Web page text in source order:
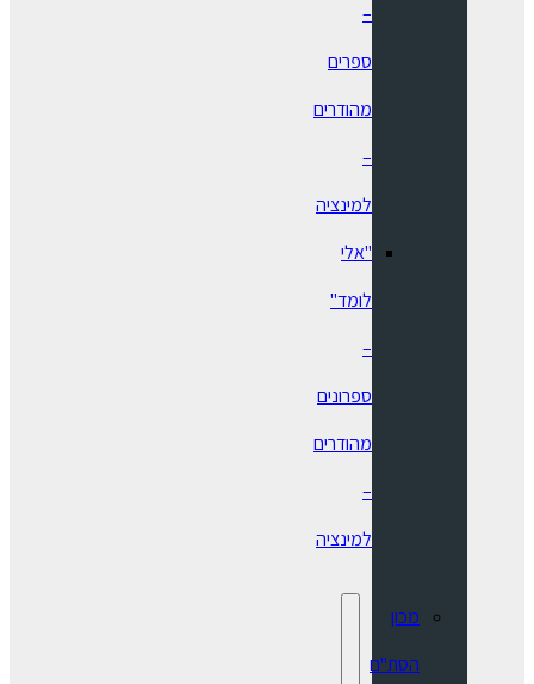
–
ספרים
מהודרים
–
למינציה
"אלי
לומד"
–
ספרונים
מהודרים
–
למינציה
מכון
הסת"ם